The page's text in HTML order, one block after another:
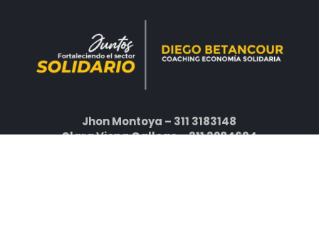
Jhon Montoya – 311 3183148
Clara Viena Gallego – 311 3284694